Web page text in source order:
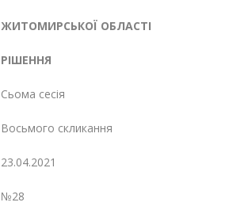
ЖИТОМИРСЬКОЇ ОБЛАСТІ
РІШЕННЯ
Сьома сесія
Восьмого скликання
23.04.2021
№28